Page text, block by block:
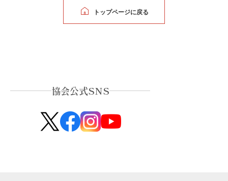
トップページに戻る
協会公式SNS